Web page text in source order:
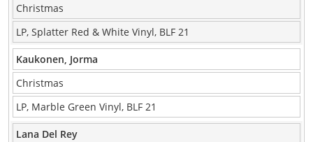
Christmas
LP, Splatter Red & White Vinyl, BLF 21
Kaukonen, Jorma
Christmas
LP, Marble Green Vinyl, BLF 21
Lana Del Rey